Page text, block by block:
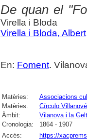
De quan el
Virella i Bloda
Virella i Bloda, Albert
En: Foment.
Matèries: Associacions
Matèries:
Círculo
Àmbit:
Vilanova i la
Cronologia:
1864 - 1907
Accés:
https://